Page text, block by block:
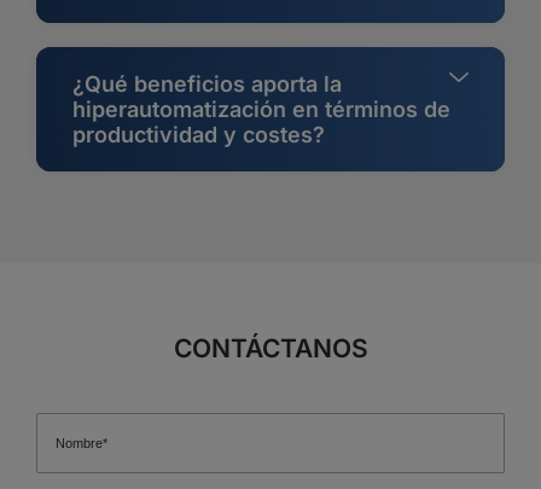
¿Qué beneficios aporta la
hiperautomatización en términos de
productividad y costes?
CONTÁCTANOS